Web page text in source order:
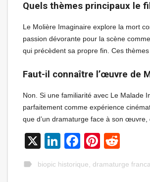
Quels thèmes principaux le
Le Molière Imaginaire explore la mort
passion dévorante pour la scène
qui précèdent sa propre fin. Ces
Faut-il connaître l’œuvre de
Non. Si une familiarité avec Le Malade
parfaitement comme expérience
que d’un dramaturge face à son
X LinkedIn
Facebook
label biopic historique dramaturge